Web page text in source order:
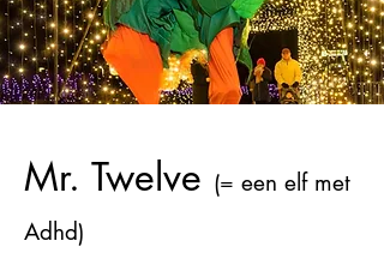
Mr. Twelve (= een elf met
Adhd)